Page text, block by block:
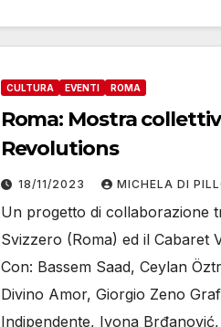
CULTURA EVENTI ROMA
Roma: Mostra
Revolutions
18/11/2023 MICHELA DI
Un progetto di collaborazione
Svizzero (Roma) ed il Cabaret
Con: Bassem Saad, Ceylan
Divino Amor, Giorgio Zeno
Indipendente, Ivona